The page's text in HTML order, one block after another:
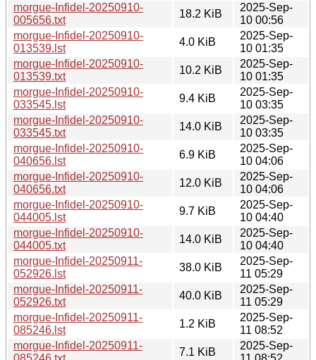
morgue-Infidel-20250910-
005656.txt
18.2 KiB
2025-Sep-
10 00:56
morgue-Infidel-20250910-
013539.lst
4.0 KiB
2025-Sep-
10 01:35
morgue-Infidel-20250910-
013539.txt
10.2 KiB
2025-Sep-
10 01:35
morgue-Infidel-20250910-
033545.lst
9.4 KiB
2025-Sep-
10 03:35
morgue-Infidel-20250910-
033545.txt
14.0 KiB
2025-Sep-
10 03:35
morgue-Infidel-20250910-
040656.lst
6.9 KiB
2025-Sep-
10 04:06
morgue-Infidel-20250910-
040656.txt
12.0 KiB
2025-Sep-
10 04:06
morgue-Infidel-20250910-
044005.lst
9.7 KiB
2025-Sep-
10 04:40
morgue-Infidel-20250910-
044005.txt
14.0 KiB
2025-Sep-
10 04:40
morgue-Infidel-20250911-
052926.lst
38.0 KiB
2025-Sep-
11 05:29
morgue-Infidel-20250911-
052926.txt
40.0 KiB
2025-Sep-
11 05:29
morgue-Infidel-20250911-
085246.lst
1.2 KiB
2025-Sep-
11 08:52
morgue-Infidel-20250911-
7.1 KiB
2025-Sep-